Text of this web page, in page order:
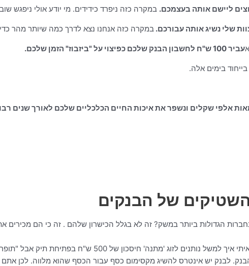
ליישם אותה בעצמכם. במקרה כזה ניפרד כידידים. מי יודע אולי ניפגש
שלי נשיג אותה עבורכם. במקרה כזה אנחנו נצא לדרך כמה שיותר מהר
עביר 100 ש"ח לחשבון הבנק שלכם כפיצוי על "ביזבוז" הזמן שלכם.
בימים אלה.
אלפי שקלים ונשפר את איכות החיים הכלכליים שלכם לאורך שנים
של הבנקים
הגדולות ביותר במשק? זה לא בגלל הכישרון שלהם . זה כי הם מכירים
זה בדיוק מה שאני עושה עבור הלקוחות שלי. אני ביליתי שנים
לבנק יש אינטרס להשיג מקסימום כסף עבור הכסף שהוא מלווה. לכן אתם